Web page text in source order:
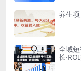
养生
全域
长